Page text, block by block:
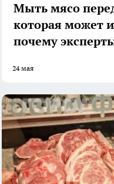
Мыть мясо
которая может
почему
24 мая